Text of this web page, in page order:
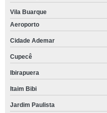
Vila Buarque
Aeroporto
Cidade Ademar
Cupecê
Ibirapuera
Itaim Bibi
Jardim Paulista